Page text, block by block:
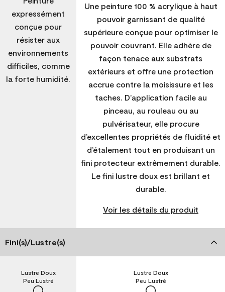
expressément
conçue pour
résister aux
environnements
difficiles, comme
la forte humidité.
Une peinture 100 % acrylique à haut
pouvoir garnissant de qualité
supérieure conçue pour optimiser le
pouvoir couvrant. Elle adhère de
façon tenace aux substrats
extérieurs et offre une protection
accrue contre la moisissure et les
taches. D’application facile au
pinceau, au rouleau ou au
pulvérisateur, elle procure
d’excellentes propriétés de fluidité et
d’étalement tout en produisant un
fini protecteur extrêmement durable.
Le fini lustre doux est brillant et
durable.
Voir les détails du produit
Fini(s)/Lustre(s)
Peu Lustré
Lustre Doux
Peu Lustré
Lustre Doux